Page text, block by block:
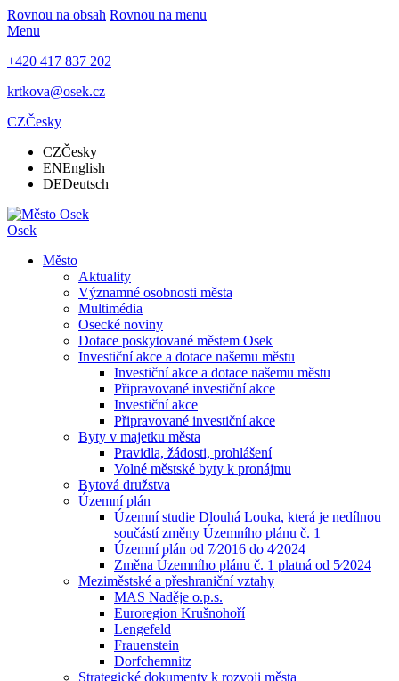
Rovnou na obsah Rovnou na menu
Menu
+420 417 837 202
krtkova@osek.cz
CZČesky
CZČesky
ENEnglish
DEDeutsch
Osek
Město
Aktuality
Významné osobnosti města
Multimédia
Osecké noviny
Dotace poskytované městem Osek
Investiční akce a dotace našemu městu
Investiční akce a dotace našemu městu
Připravované investiční akce
Investiční akce
Připravované investiční akce
Byty v majetku města
Pravidla, žádosti, prohlášení
Volné městské byty k pronájmu
Bytová družstva
Územní plán
Územní studie Dlouhá Louka, která je nedílnou
součástí změny Územního plánu č. 1
Územní plán od 7⁄2016 do 4⁄2024
Změna Územního plánu č. 1 platná od 5⁄2024
Meziměstské a přeshraniční vztahy
MAS Naděje o.p.s.
Euroregion Krušnohoří
Lengefeld
Frauenstein
Dorfchemnitz
Strategické dokumenty k rozvoji města